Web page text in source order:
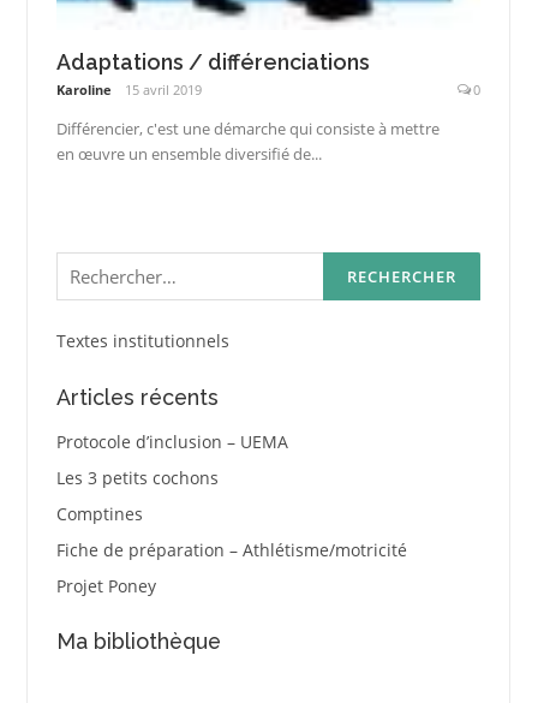
Adaptations / différenciations
Karoline 15 avril 2019 0
Différencier, c'est une démarche qui consiste à mettre
en œuvre un ensemble diversifié de...
Rechercher :
Textes institutionnels
Articles récents
Protocole d’inclusion – UEMA
Les 3 petits cochons
Comptines
Fiche de préparation – Athlétisme/motricité
Projet Poney
Ma bibliothèque